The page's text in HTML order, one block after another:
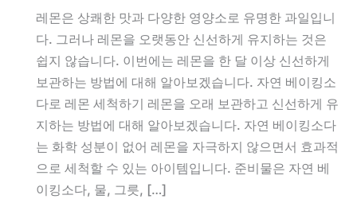
레몬은 상쾌한 맛과 다양한 영양소로 유명한 과일입니
다. 그러나 레몬을 오랫동안 신선하게 유지하는 것은
쉽지 않습니다. 이번에는 레몬을 한 달 이상 신선하게
보관하는 방법에 대해 알아보겠습니다. 자연 베이킹소
다로 레몬 세척하기 레몬을 오래 보관하고 신선하게 유
지하는 방법에 대해 알아보겠습니다. 자연 베이킹소다
는 화학 성분이 없어 레몬을 자극하지 않으면서 효과적
으로 세척할 수 있는 아이템입니다. 준비물은 자연 베
이킹소다, 물, 그릇, […]